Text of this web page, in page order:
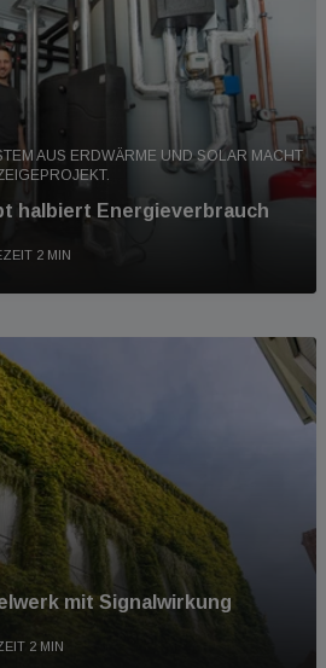
AUS ERDWÄRME UND SOLAR MACHT
halbiert Energieverbrauch
2 MIN
mit Signalwirkung
2 MIN